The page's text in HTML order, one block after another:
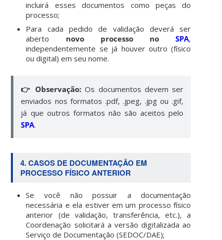
incluirá esses documentos como peças do
processo;
Para cada pedido de validação deverá ser
aberto novo processo noSPA,
independentemente se já houver outro (físico
ou digital) em seu nome.
👉 Observação: Os documentos devem ser
enviados nos formatos .pdf, .jpeg, .jpg ou .gif,
já que outros formatos não são aceitos pelo
SPA.
4. CASOS DE DOCUMENTAÇÃO EM
PROCESSO FÍSICO ANTERIOR
Se você não possuir a documentação
necessária e ela estiver em um processo físico
anterior (de validação, transferência, etc.), a
Coordenação solicitará a versão digitalizada ao
Serviço de Documentação (SEDOC/DAE);